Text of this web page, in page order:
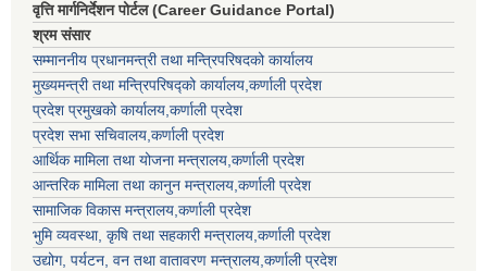
वृत्ति मार्गनिर्देशन पोर्टल (Career Guidance Portal)
श्रम संसार
सम्माननीय प्रधानमन्त्री तथा मन्त्रिपरिषद‌को कार्यालय
मुख्यमन्त्री तथा मन्त्रिपरिषद्को कार्यालय,कर्णाली प्रदेश
प्रदेश प्रमुखको कार्यालय,कर्णाली प्रदेश
प्रदेश सभा सचिवालय,कर्णाली प्रदेश
आर्थिक मामिला तथा योजना मन्त्रालय,कर्णाली प्रदेश
आन्तरिक मामिला तथा कानुन मन्त्रालय,कर्णाली प्रदेश
सामाजिक विकास मन्त्रालय,कर्णाली प्रदेश
भुमि व्यवस्था, कृषि तथा सहकारी मन्त्रालय,कर्णाली प्रदेश
उद्योग, पर्यटन, वन तथा वातावरण मन्त्रालय,कर्णाली प्रदेश